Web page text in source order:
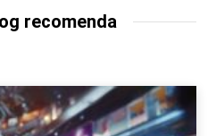
recomenda